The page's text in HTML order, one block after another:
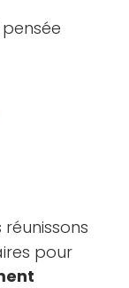
réunissons
pour